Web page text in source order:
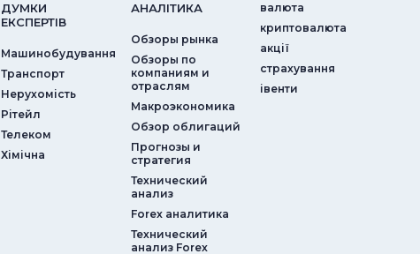
ДУМКИ
ЕКСПЕРТIВ
Машинобудування
Транспорт
Нерухомість
Рітейл
Телеком
Хімічна
АНАЛIТИКА
Обзоры рынка
Обзоры по
компаниям и
отраслям
Макроэкономика
Обзор облигаций
Прогнозы и
стратегия
Технический
анализ
Forex аналитика
Технический
анализ Forex
валюта
криптовалюта
акції
страхування
iвенти